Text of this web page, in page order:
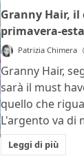
Granny Hair,
primavera-
Patrizia Chimera
Granny Hair,
sarà il must
quello che
L'argento va di
Leggi di più